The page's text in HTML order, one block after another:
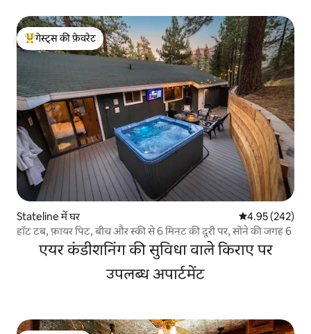
गेस्ट्स का टॉप फ़ेवरेट
गेस्ट्स की फ़ेवरेट
Stateline में घर औसत रेटिंग 5 में से
4.95 (242)
हॉट टब, फ़ायर पिट, बीच और स्की से 6 मिनट की दूरी पर, सोने की जगह 6
एयर कंडीशनिंग की सुविधा वाले किराए पर
उपलब्ध अपार्टमेंट